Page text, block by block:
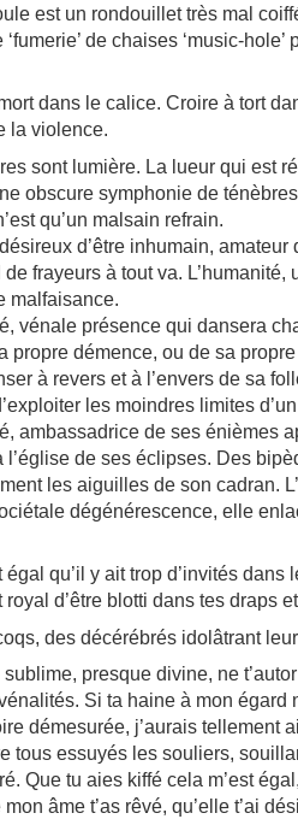
est un rondouillet très mal
‘fumerie’ de chaises ‘music-hole’
dans le calice. Croire à tort
la violence.
sont lumière. La lueur qui est
obscure symphonie de
qu’un malsain refrain.
désireux d’être inhumain,
de frayeurs à tout va.
malfaisance.
vénale présence qui dansera
propre démence, ou de sa
à revers et à l’envers de sa
les moindres limites
ambassadrice de ses énièmes
l’église de ses éclipses. Des
les aiguilles de son cadran.
dégénérescence, elle
égal qu’il y ait trop d’invités
royal d’être blotti dans tes draps
des décérébrés idolâtrant
sublime, presque divine, ne
Si ta haine à mon égard
démesurée, j’aurais tellement
tous essuyés les souliers,
Que tu aies kiffé cela m’est
âme t’as rêvé, qu’elle t’ai